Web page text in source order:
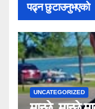
पढ्न छुटाउनुभएको
UNCATEGORIZED